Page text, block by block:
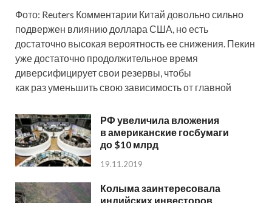
Фото: Reuters Комментарии Китай довольно сильно
подвержен влиянию доллара США, но есть
достаточно высокая вероятность ее снижения. Пекин
уже достаточно продолжительное время
диверсифицирует свои резервы, чтобы
как раз уменьшить свою зависимость от главной
РФ увеличила вложения
в американские госбумаги
до $10 млрд
19.11.2019
Колыма заинтересовала
индийских инвесторов